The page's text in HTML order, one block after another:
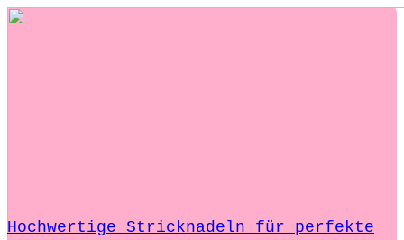
Hochwertige Stricknadeln für perfekte